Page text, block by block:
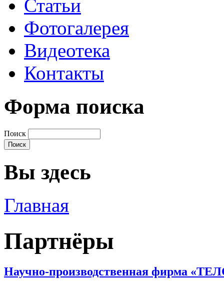
Статьи
Фотогалерея
Видеотека
Контакты
Форма поиска
Поиск
Вы здесь
Главная
Партнёры
Научно-производственная фирма